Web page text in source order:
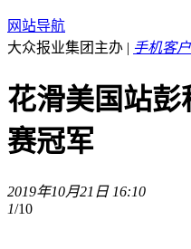
网站导航
大众报业集团主办 | 手机客
花滑美国站
赛冠军
2019年10月21日 16:10
1/10